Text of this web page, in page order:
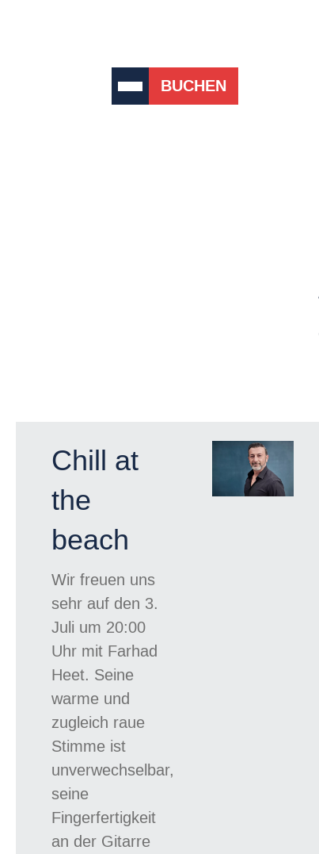
BUCHEN
Chill at
the
beach
Wir freuen uns
sehr auf den 3.
Juli um 20:00
Uhr mit Farhad
Heet. Seine
warme und
zugleich raue
Stimme ist
unverwechselbar,
seine
Fingerfertigkeit
an der Gitarre